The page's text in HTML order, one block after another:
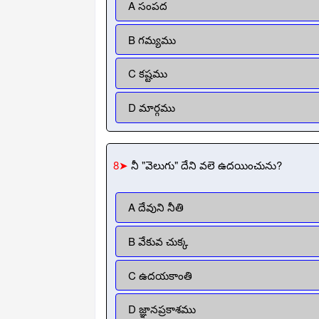
A సంపద
B గమ్యము
C కష్టము
D మార్గము
8➤ నీ "వెలుగు" దేని వలె ఉదయించును?
A దేవుని నీతి
B వేకువ చుక్క
C ఉదయకాంతి
D జ్ఞానప్రకాశము